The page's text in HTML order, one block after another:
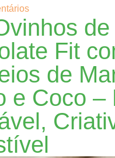
de
Fit
de
e Coco –